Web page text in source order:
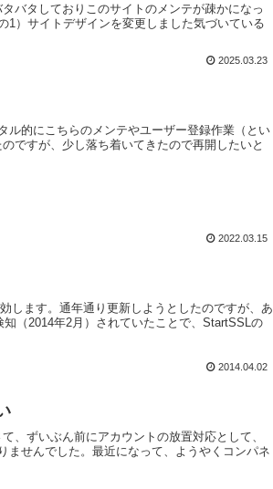
バタしておりこのサイトのメンテが疎かになっ
1）サイトデザインを変更しました気づいている
2025.03.23
ル的にこちらのメンテやユーザー登録作業（とい
ですが、少し落ち着いてきたので再開したいと
2022.03.15
します。通年通り更新しようとしたのですが、あ
（2014年2月）されていたことで、StartSSLの
2014.04.02
、ずいぶん前にアカウントの放置対応として、
ませんでした。最近になって、ようやくコンパネ